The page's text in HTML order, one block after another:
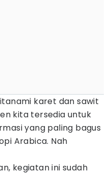
karet dan sawit
kita tersedia untuk
yang paling bagus
Arabica. Nah
kegiatan ini sudah